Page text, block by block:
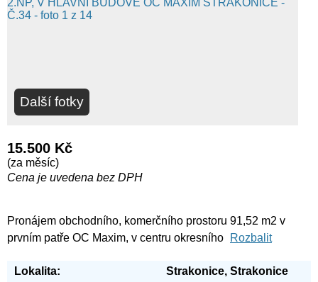
Další fotky
15.500 Kč
(za měsíc)
Cena je uvedena bez DPH
Pronájem obchodního, komerčního prostoru 91,52 m2 v
prvním patře OC Maxim, v centru okresního
Rozbalit
Lokalita: Strakonice, Strakonice